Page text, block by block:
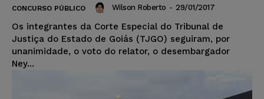
CONCURSO PÚBLICO Wilson Roberto - 29/01/2017
Os integrantes da Corte Especial do Tribunal de
Justiça do Estado de Goiás (TJGO) seguiram, por
unanimidade, o voto do relator, o desembargador
Ney...